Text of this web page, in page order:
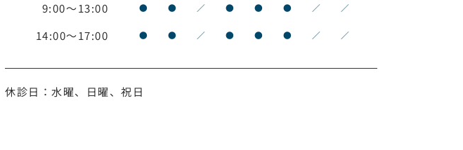
9:00～13:00 ● ● ／ ● ● ● ／ ／
14:00～17:00 ● ● ／ ● ● ● ／ ／
休診日：水曜、日曜、祝日